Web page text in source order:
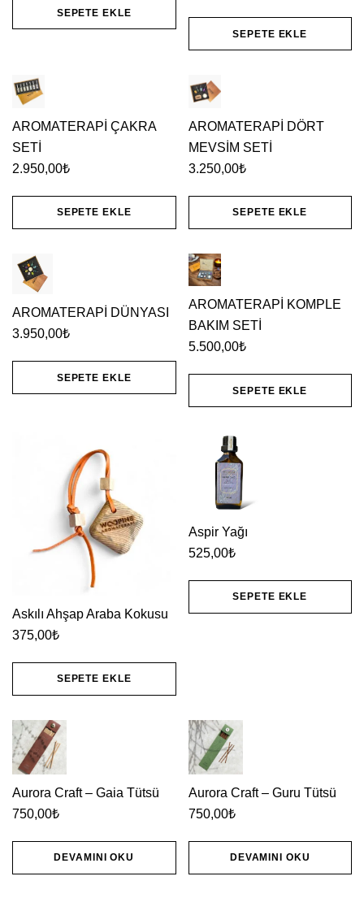
SEPETE EKLE
SEPETE EKLE
AROMATERAPİ ÇAKRA
SETİ
2.950,00₺
SEPETE EKLE
AROMATERAPİ DÖRT
MEVSİM SETİ
3.250,00₺
SEPETE EKLE
AROMATERAPİ DÜNYASI
3.950,00₺
SEPETE EKLE
AROMATERAPİ KOMPLE
BAKIM SETİ
5.500,00₺
SEPETE EKLE
Askılı Ahşap Araba Kokusu
375,00₺
SEPETE EKLE
Aspir Yağı
525,00₺
SEPETE EKLE
Aurora Craft – Gaia Tütsü
750,00₺
DEVAMINI OKU
Aurora Craft – Guru Tütsü
750,00₺
DEVAMINI OKU